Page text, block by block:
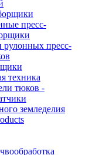
пресс-
пресс-
техника
тюков -
земледелия